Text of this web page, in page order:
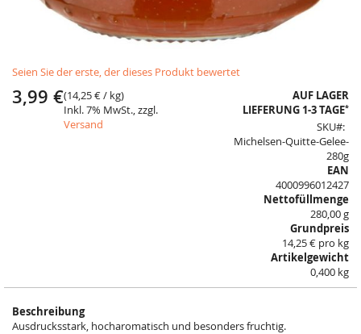
to
the
beginning
Seien Sie der erste, der dieses Produkt bewertet
3,99 €(14,25 €/ kg)
Inkl. 7% MwSt., zzgl.
Versand
AUF LAGER
LIEFERUNG 1-3 TAGE*
SKU
Michelsen-Quitte-Gelee-
280g
EAN
4000996012427
Nettofüllmenge
280,00 g
Grundpreis
14,25 € pro kg
Artikelgewicht
0,400 kg
Beschreibung
Ausdrucksstark, hocharomatisch und besonders fruchtig.